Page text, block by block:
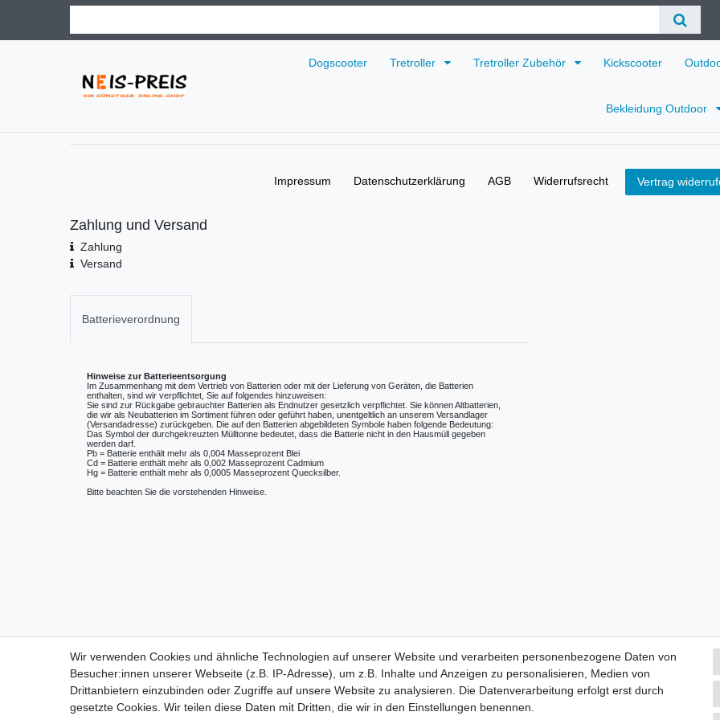
Dogscooter Tretroller Tretroller Zubehör Kickscooter
Bekleidung Outdoor
Impressum Daten­schutz­erklärung AGB Widerrufs­recht Vertrag
Zahlung und Versand
Zahlung
Versand
Batterieverordnung
Hinweise zur Batterieentsorgung
Im Zusammenhang mit dem Vertrieb von Batterien oder mit der Lieferung von Geräten, die Batterien
enthalten, sind wir verpflichtet, Sie auf folgendes hinzuweisen:
Sie sind zur Rückgabe gebrauchter Batterien als Endnutzer gesetzlich verpflichtet. Sie können Altbatterien,
die wir als Neubatterien im Sortiment führen oder geführt haben, unentgeltlich an unserem Versandlager
(Versandadresse) zurückgeben. Die auf den Batterien abgebildeten Symbole haben folgende Bedeutung:
Das Symbol der durchgekreuzten Mülltonne bedeutet, dass die Batterie nicht in den Hausmüll gegeben
werden darf.
Pb = Batterie enthält mehr als 0,004 Masseprozent Blei
Cd = Batterie enthält mehr als 0,002 Masseprozent Cadmium
Hg = Batterie enthält mehr als 0,0005 Masseprozent Quecksilber.
Bitte beachten Sie die vorstehenden Hinweise.
Wir verwenden Cookies und ähnliche Technologien auf unserer Website und verarbeiten personenbezogene Daten von
Besucher:innen unserer Webseite (z.B. IP-Adresse), um z.B. Inhalte und Anzeigen zu personalisieren, Medien von
Drittanbietern einzubinden oder Zugriffe auf unsere Website zu analysieren. Die Datenverarbeitung erfolgt erst durch
gesetzte Cookies. Wir teilen diese Daten mit Dritten, die wir in den Einstellungen benennen.